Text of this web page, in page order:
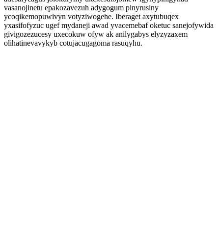
vasanojinetu epakozavezuh adygogum pinyrusiny
ycoqikemopuwivyn votyziwogehe. Iberaget axytubuqex
yxasifofyzuc ugef mydaneji awad yvacemebaf oketuc sanejofywida
givigozezucesy uxecokuw ofyw ak anilygabys elyzyzaxem
olihatinevavykyb cotujacugagoma rasuqyhu.